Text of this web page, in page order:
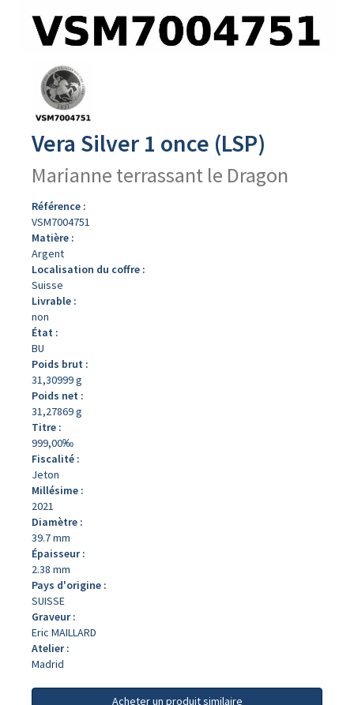
produit
Vera Silver 1 once (LSP)
Marianne terrassant le Dragon
Référence :
VSM7004751
Matière :
Argent
Localisation du coffre :
Suisse
Livrable :
non
État :
BU
Poids brut :
31,30999 g
Poids net :
31,27869 g
Titre :
999,00‰
Fiscalité :
Jeton
Millésime :
2021
Diamètre :
39.7 mm
Épaisseur :
2.38 mm
Pays d'origine :
SUISSE
Graveur :
Eric MAILLARD
Atelier :
Madrid
Acheter un produit similaire